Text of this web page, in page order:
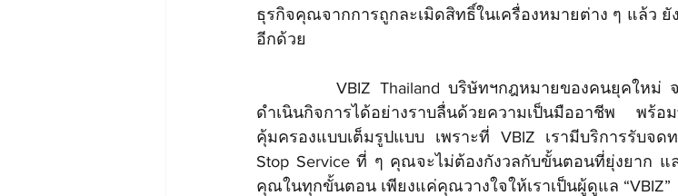
ธุรกิจคุณจากการถูกละเมิดสิทธิ์ในเครื่องหมายต่าง ๆ แล้ว
อีกด้วย
		VBIZ Thailand บริษัทฯ
กฎหมายของคนยุคใหม่
ดำเนินกิจการได้อย่างราบลื่นด้วยความเป็นมืออาชีพ พร้อม
คุ้มครองแบบเต็มรูปแบบ เพราะที่ VBIZ เรามีบริการรับจด
Stop Service ที่ ๆ คุณจะไม่ต้องกังวลกับขั้นตอนที่ยุ่งยาก แล
คุณในทุกขั้นตอน เพียงแค่คุณวางใจให้เราเป็นผู้ดูแล “VBIZ”